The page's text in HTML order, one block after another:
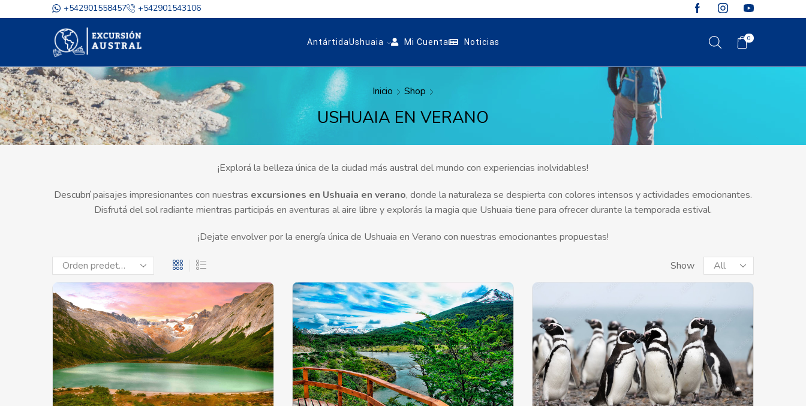
+542901558457 +542901543106
AntártidaUshuaia Mi Cuenta Noticias 0
Inicio Shop
USHUAIA EN VERANO
¡Explorá la belleza única de la ciudad más austral del mundo con experiencias inolvidables!
Descubrí paisajes impresionantes con nuestras excursiones en Ushuaia en verano, donde la naturaleza se despierta con colores intensos y actividades emocionantes.
Disfrutá del sol radiante mientras participás en aventuras al aire libre y explorás la magia que Ushuaia tiene para ofrecer durante la temporada estival.
¡Dejate envolver por la energía única de Ushuaia en Verano con nuestras emocionantes propuestas!
Show
Products
per